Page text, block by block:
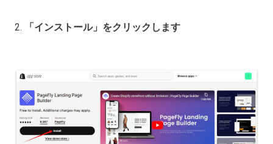
2. 「インストール」をクリックします